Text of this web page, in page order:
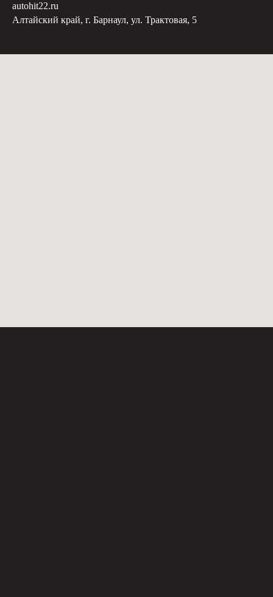
autohit22.ru
Алтайский край, г. Барнаул, ул. Трактовая, 5